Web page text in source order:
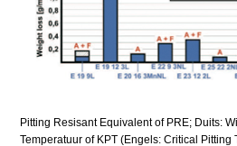
Pitting Resisant Equivalent of PRE; Duits:
Temperatuur of KPT (Engels: Critical Pitting